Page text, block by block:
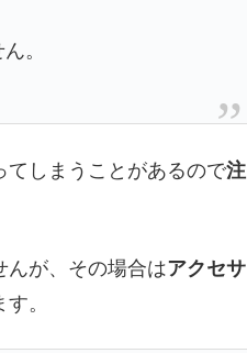
。
てしまうことがあるので注
んが、その場合はアクセサ
。